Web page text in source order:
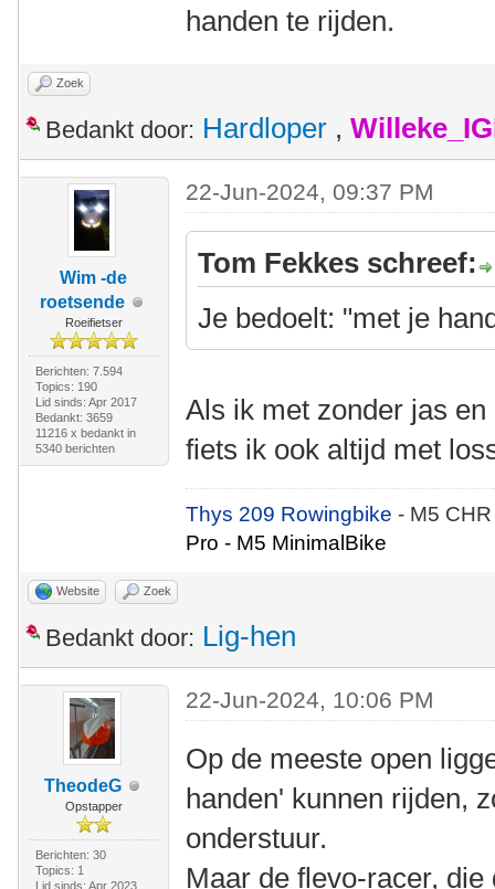
handen te rijden.
Zoek
Bedankt door: Hardloper ,
Wim -de
roetsende
Roeifietser
Berichten: 7.594
Topics: 190
Lid sinds: Apr 2017
Bedankt: 3659
11216 x bedankt in
5340 berichten
22-Jun-2024, 09:37 PM
Tom Fekkes schreef:
Je bedoelt: "met je
Als ik met zonder jas
fiets ik ook altijd met
Thys 209 Rowingbike- M5
Pro - M5 MinimalBike
Website Zoek
Bedankt door: Lig-hen
TheodeG
Opstapper
Berichten: 30
Topics: 1
Lid sinds: Apr 2023
22-Jun-2024, 10:06 PM
Op de meeste open
handen' kunnen rijden,
onderstuur.
Maar de flevo-racer,